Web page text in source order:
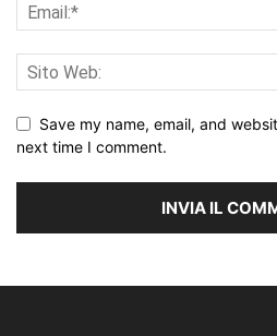
Save my name, email, and
next time I comment.